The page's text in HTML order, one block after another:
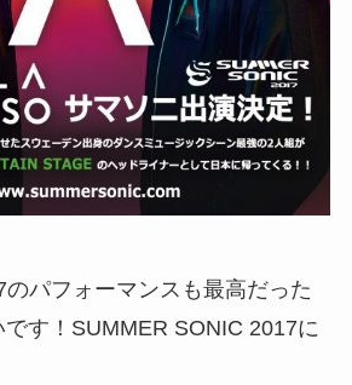
パフォーマンスも最高だった
す！SUMMER SONIC 2017に